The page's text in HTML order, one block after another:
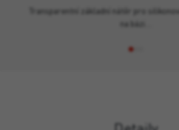
Transparentní základní nátěr pro
na bázi…